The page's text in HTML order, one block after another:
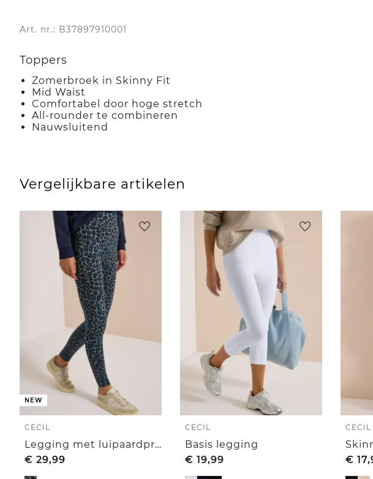
Art. nr.: B37897910001
Toppers
Zomerbroek in Skinny Fit
Mid Waist
Comfortabel door hoge stretch
All-rounder te combineren
Nauwsluitend
Vergelijkbare artikelen
NEW
CECIL
Legging met luipaardprint
€ 29,99
CECIL
Basis legging
€ 19,99
CECIL
€